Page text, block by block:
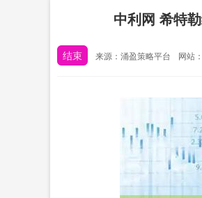
中利网 希特
结束 来源：涌盈策略平台 网站